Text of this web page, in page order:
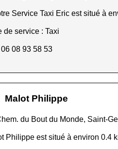
Service Taxi Eric est situé à
de service : Taxi
06 08 93 58 53
Malot Philippe
du Bout du Monde, Saint-
Philippe est situé à environ 0.4